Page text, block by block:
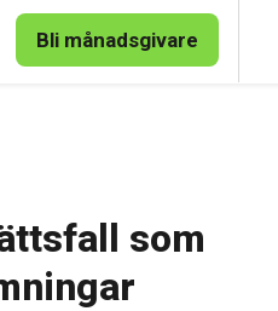
Bli månadsgivare
som